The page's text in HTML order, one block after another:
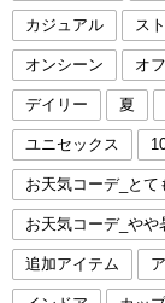
カジュアル ス
オンシーン オ
デイリー 夏
ユニセックス
お天気コーデ_とて
お天気コーデ_やや
追加アイテム